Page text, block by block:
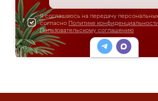
Я соглашаюсь на передачу
согласно Политике конфиденциальности
Пользовательскому соглашению